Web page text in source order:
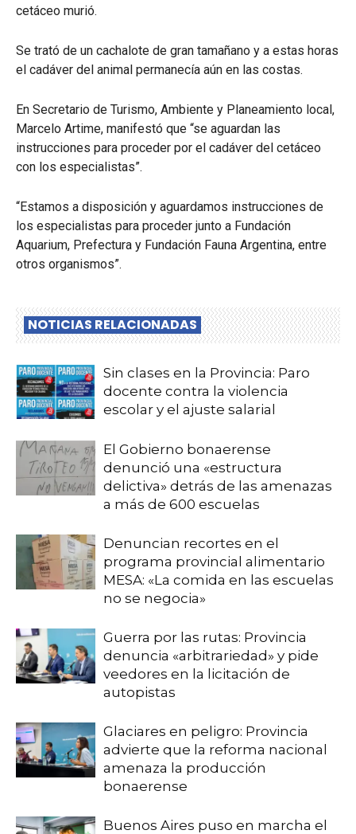
cetáceo murió.
Se trató de un cachalote de gran tamañano y a estas horas
el cadáver del animal permanecía aún en las costas.
En Secretario de Turismo, Ambiente y Planeamiento local,
Marcelo Artime, manifestó que “se aguardan las
instrucciones para proceder por el cadáver del cetáceo
con los especialistas”.
“Estamos a disposición y aguardamos instrucciones de
los especialistas para proceder junto a Fundación
Aquarium, Prefectura y Fundación Fauna Argentina, entre
otros organismos”.
NOTICIAS RELACIONADAS
Sin clases en la Provincia: Paro
docente contra la violencia
escolar y el ajuste salarial
El Gobierno bonaerense
denunció una «estructura
delictiva» detrás de las amenazas
a más de 600 escuelas
Denuncian recortes en el
programa provincial alimentario
MESA: «La comida en las escuelas
no se negocia»
Guerra por las rutas: Provincia
denuncia «arbitrariedad» y pide
veedores en la licitación de
autopistas
Glaciares en peligro: Provincia
advierte que la reforma nacional
amenaza la producción
bonaerense
Buenos Aires puso en marcha el